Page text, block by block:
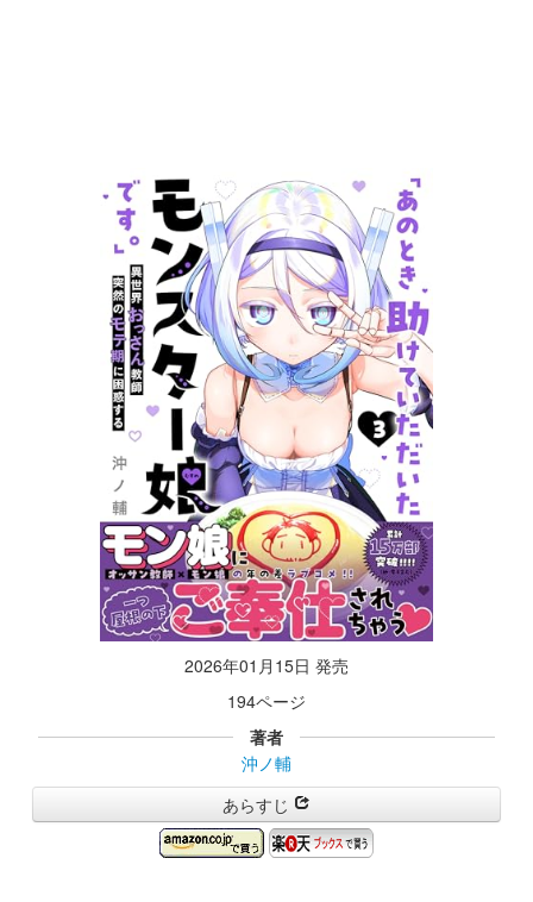
2026年01月15日 発売
194ページ
著者
沖ノ輔
あらすじ